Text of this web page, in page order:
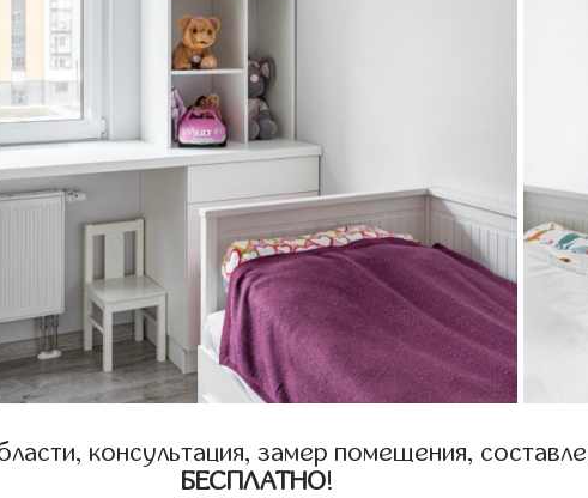
консультация, замер помещения,
БЕСПЛАТНО!